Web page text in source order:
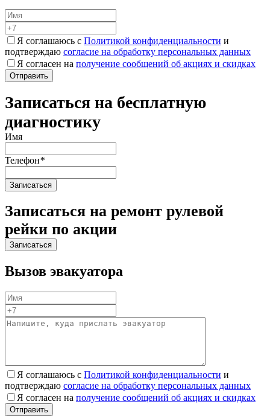
Я соглашаюсь с Политикой конфиденциальности и
подтверждаю согласие на обработку персональных данных
Я согласен на получение сообщений об акциях и скидках
Записаться на бесплатную
диагностику
Имя
Телефон*
Записаться на ремонт рулевой
рейки по акции
Вызов эвакуатора
Я соглашаюсь с Политикой конфиденциальности и
подтверждаю согласие на обработку персональных данных
Я согласен на получение сообщений об акциях и скидках